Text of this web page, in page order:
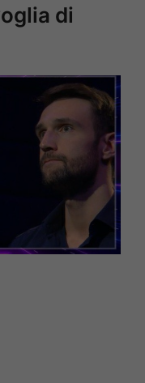
di